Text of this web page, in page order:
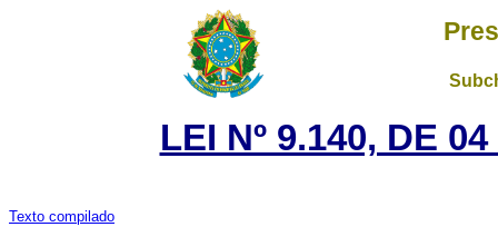
LEI Nº 9.140, DE
Texto compilado